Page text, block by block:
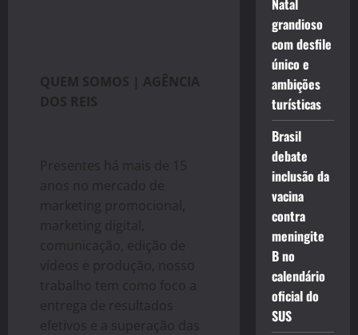
QUEM SOMOS | AGÊNCIA
DOS REIS
Presentes há mais de 15
anos no mercado de
marketing promocional,
marketing digital,
comunicação, edição de
vídeos e produção, nosso
trabalho tem como foco a
entrega de resultados
efetivos e a superação das
Natal
grandioso
com desfile
único e
ambições
turísticas
Brasil
debate
inclusão da
vacina
contra
meningite
B no
calendário
oficial do
SUS